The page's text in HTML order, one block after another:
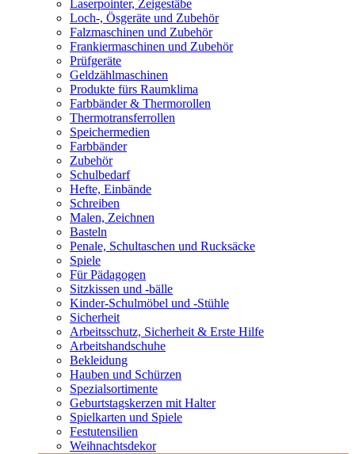
Laserpointer, Zeigestäbe
Loch-, Ösgeräte und Zubehör
Falzmaschinen und Zubehör
Frankiermaschinen und Zubehör
Prüfgeräte
Geldzählmaschinen
Produkte fürs Raumklima
Farbbänder & Thermorollen
Thermotransferrollen
Speichermedien
Farbbänder
Zubehör
Schulbedarf
Hefte, Einbände
Schreiben
Malen, Zeichnen
Basteln
Penale, Schultaschen und Rucksäcke
Spiele
Für Pädagogen
Sitzkissen und -bälle
Kinder-Schulmöbel und -Stühle
Sicherheit
Arbeitsschutz, Sicherheit & Erste Hilfe
Arbeitshandschuhe
Bekleidung
Hauben und Schürzen
Spezialsortimente
Geburtstagskerzen mit Halter
Spielkarten und Spiele
Festutensilien
Weihnachtsdekor